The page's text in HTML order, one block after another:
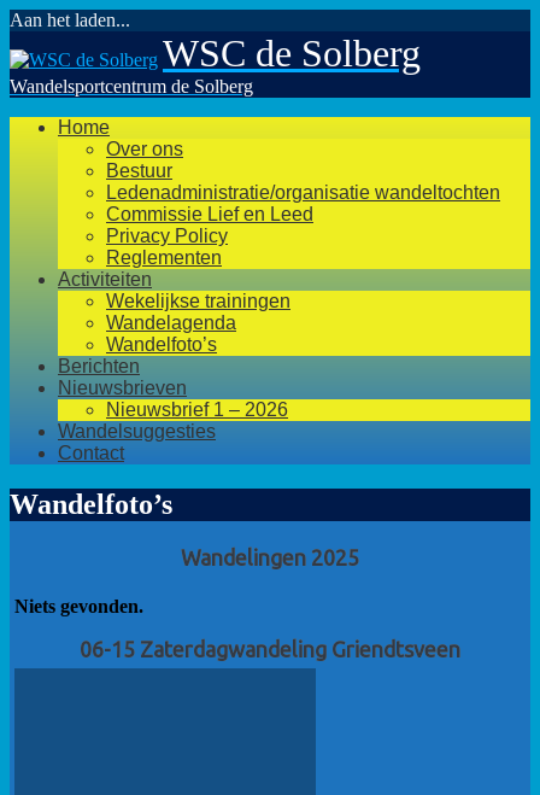
Aan het laden...
naar
de
WSC de Solberg
Wandelsportcentrum de Solberg
Home
Over ons
Bestuur
Ledenadministratie/organisatie wandeltochten
Commissie Lief en Leed
Privacy Policy
Reglementen
Activiteiten
Wekelijkse trainingen
Wandelagenda
Wandelfoto’s
Berichten
Nieuwsbrieven
Nieuwsbrief 1 – 2026
Wandelsuggesties
Contact
Wandelfoto’s
Wandelingen 2025
Niets gevonden.
06-15 Zaterdagwandeling Griendtsveen